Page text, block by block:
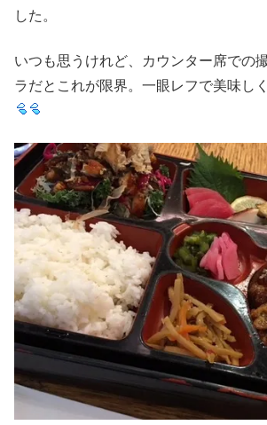
した。
いつも思うけれど、カウンター席での
ラだとこれが限界。一眼レフで美味し